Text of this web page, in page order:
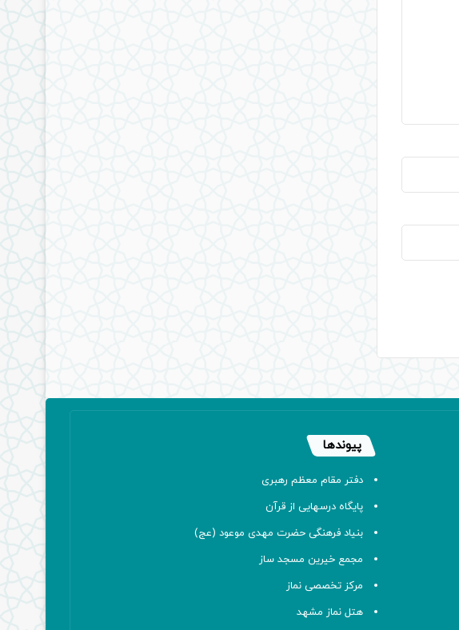
پیوندها
دفتر مقام معظم رهبری
پایگاه درسهایی از قرآن
بنیاد فرهنگی حضرت مهدی موعود (عج)
مجمع خیرین مسجد ساز
مرکز تخصصی نماز
هتل نماز مشهد